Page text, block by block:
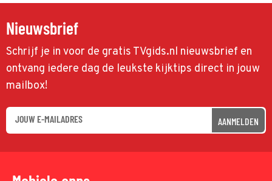
Nieuwsbrief
Schrijf je in voor de gratis TVgids.nl nieuwsbrief en
ontvang iedere dag de leukste kijktips direct in jouw
mailbox!
AANMELDEN